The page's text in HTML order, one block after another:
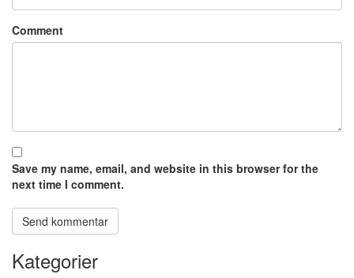
Comment
Save my name, email, and website in this browser for the
next time I comment.
Kategorier